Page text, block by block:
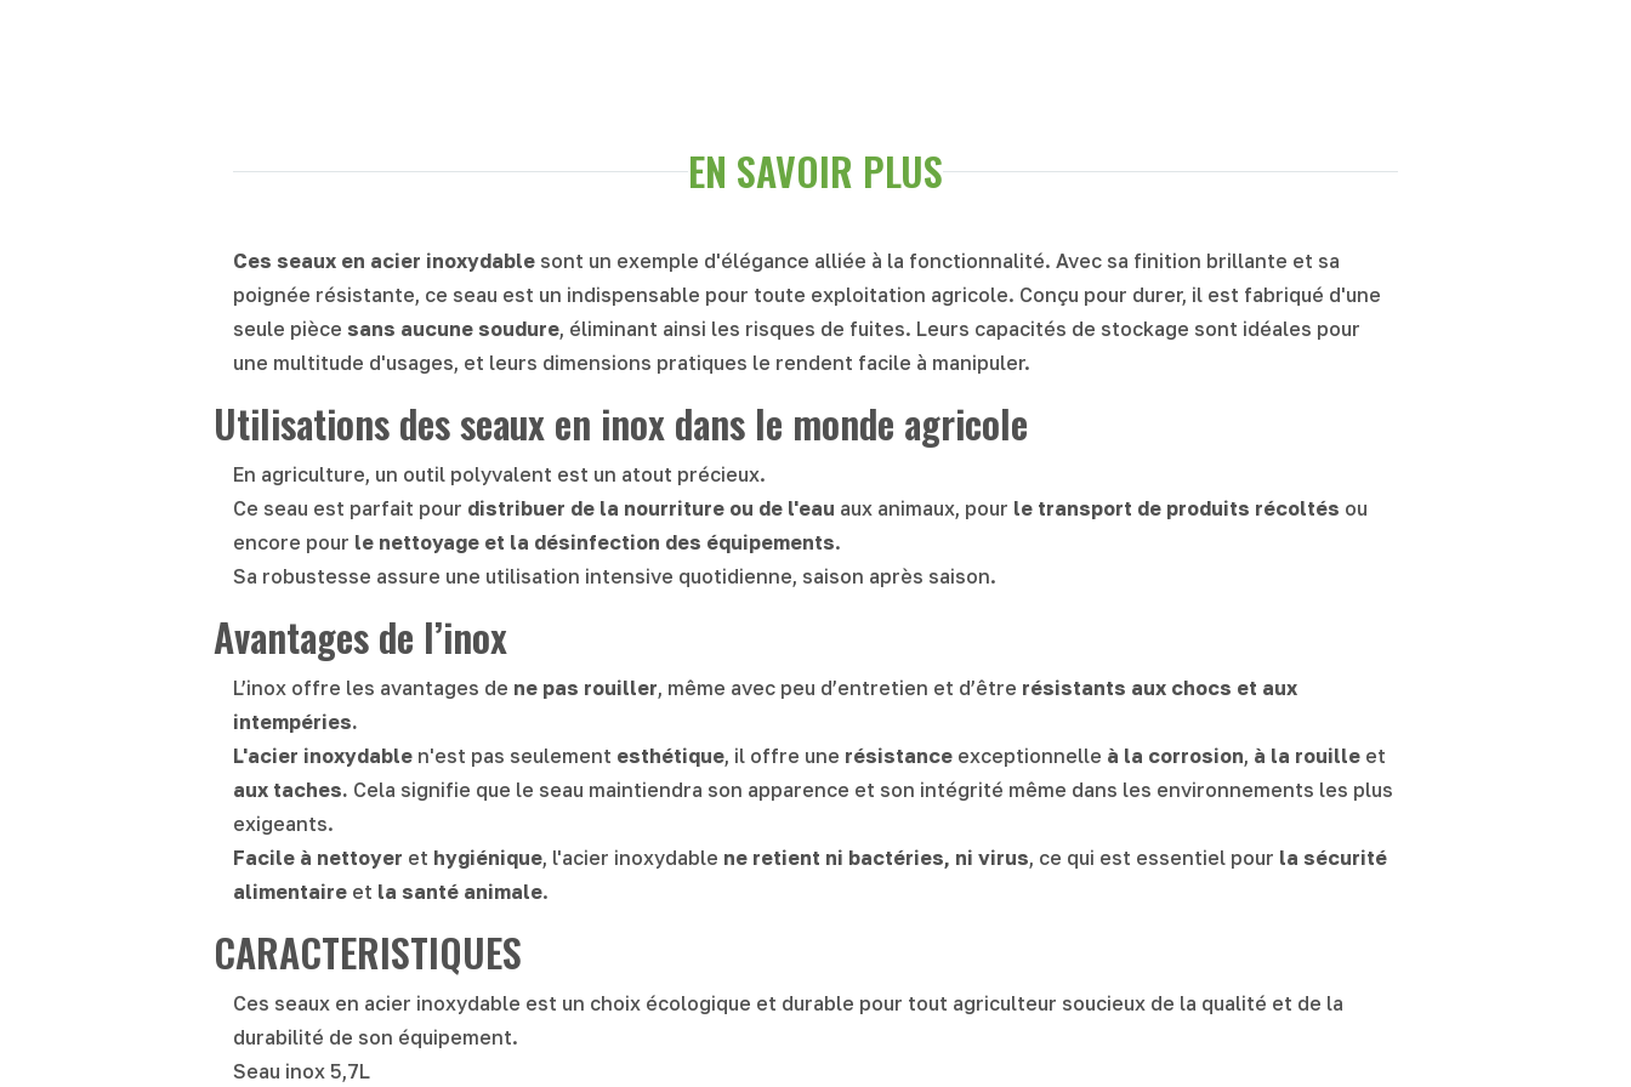
EN SAVOIR PLUS
Ces seaux en acier inoxydable sont un exemple d'élégance alliée à la fonctionnalité. Avec sa finition brillante et sa
poignée résistante, ce seau est un indispensable pour toute exploitation agricole. Conçu pour durer, il est fabriqué d'une
seule pièce sans aucune soudure, éliminant ainsi les risques de fuites. Leurs capacités de stockage sont idéales pour
une multitude d'usages, et leurs dimensions pratiques le rendent facile à manipuler.
Utilisations des seaux en inox dans le monde agricole
En agriculture, un outil polyvalent est un atout précieux.
Ce seau est parfait pour distribuer de la nourriture ou de l'eau aux animaux, pour le transport de produits récoltés ou
encore pour le nettoyage et la désinfection des équipements.
Sa robustesse assure une utilisation intensive quotidienne, saison après saison.
Avantages de l’inox
L’inox offre les avantages de ne pas rouiller, même avec peu d’entretien et d’être résistants aux chocs et aux
intempéries.
L'acier inoxydable n'est pas seulement esthétique, il offre une résistance exceptionnelle à la corrosion, à la rouille et
aux taches. Cela signifie que le seau maintiendra son apparence et son intégrité même dans les environnements les plus
exigeants.
Facile à nettoyer et hygiénique, l'acier inoxydable ne retient ni bactéries, ni virus, ce qui est essentiel pour la sécurité
alimentaire et la santé animale.
CARACTERISTIQUES
Ces seaux en acier inoxydable est un choix écologique et durable pour tout agriculteur soucieux de la qualité et de la
durabilité de son équipement.
Seau inox 5,7L